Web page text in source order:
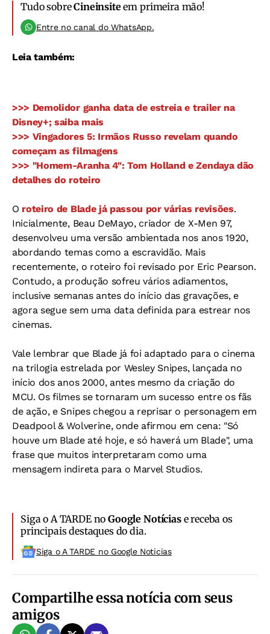
Tudo sobreCineinsiteem primeira mão!
Entre no canal do WhatsApp.
Leia também:
>>> Demolidor ganha data de estreia e trailer na
Disney+; saiba mais
>>> Vingadores 5: Irmãos Russo revelam quando
começam as filmagens
>>> "Homem-Aranha 4": Tom Holland e Zendaya dão
detalhes do roteiro
O roteiro de Blade já passou por várias revisões.
Inicialmente, Beau DeMayo, criador de X-Men 97,
desenvolveu uma versão ambientada nos anos 1920,
abordando temas como a escravidão. Mais
recentemente, o roteiro foi revisado por Eric Pearson.
Contudo, a produção sofreu vários adiamentos,
inclusive semanas antes do início das gravações, e
agora segue sem uma data definida para estrear nos
cinemas.
Vale lembrar que Blade já foi adaptado para o cinema
na trilogia estrelada por Wesley Snipes, lançada no
início dos anos 2000, antes mesmo da criação do
MCU. Os filmes se tornaram um sucesso entre os fãs
de ação, e Snipes chegou a reprisar o personagem em
Deadpool & Wolverine, onde afirmou em cena: "Só
houve um Blade até hoje, e só haverá um Blade", uma
frase que muitos interpretaram como uma
mensagem indireta para o Marvel Studios.
Siga o A TARDE noGoogle Notíciase receba os
principais destaques do dia.
Siga o A TARDE no Google Noticias
Compartilhe essa notícia com seus
amigos